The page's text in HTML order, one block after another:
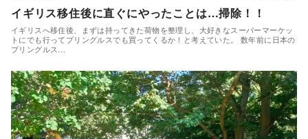
イギリス移住後に直ぐにやったことは…掃除！！
イギリスへ移住後、まずは持ってきた荷物を整理し、大好きなスーパーマーケッ
トにでも行ってプリングルスでも買ってくるか！と考えていた。 数年前に日本の
プリングルス…